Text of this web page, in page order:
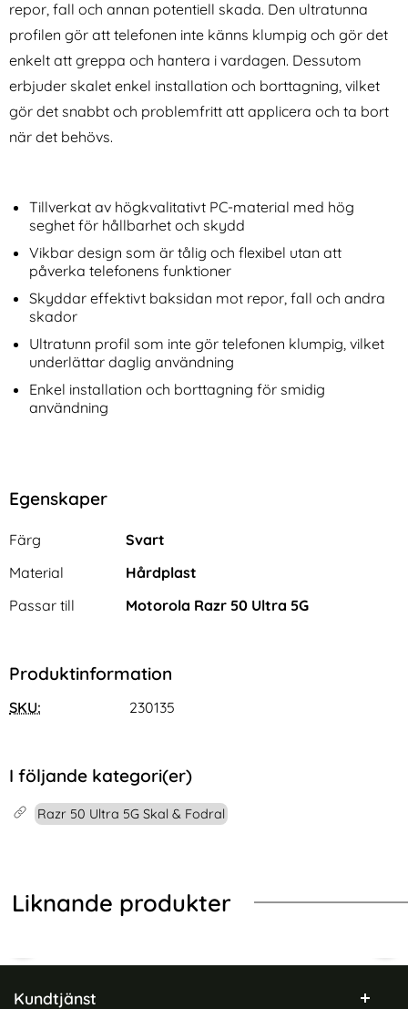
Tillgänglighet:
I lager Tillgänglighet:
I lager
repor, fall och annan potentiell skada. Den ultratunna
profilen gör att telefonen inte känns klumpig och gör det
enkelt att greppa och hantera i vardagen. Dessutom
erbjuder skalet enkel installation och borttagning, vilket
gör det snabbt och problemfritt att applicera och ta bort
när det behövs.
Tillverkat av högkvalitativt PC-material med hög
seghet för hållbarhet och skydd
Vikbar design som är tålig och flexibel utan att
påverka telefonens funktioner
Skyddar effektivt baksidan mot repor, fall och andra
skador
Ultratunn profil som inte gör telefonen klumpig, vilket
underlättar daglig användning
Enkel installation och borttagning för smidig
användning
Egenskaper
Egenskaper/attribut för denna produkt
Attribut
Färg
Svart
Material
Hårdplast
Passar till
Motorola Razr 50 Ultra 5G
Produktinformation
SKU: 230135
I följande kategori(er)
Razr 50 Ultra 5G Skal & Fodral
Liknande produkter
Sidfot Blandad info och länkar
Kundtjänst